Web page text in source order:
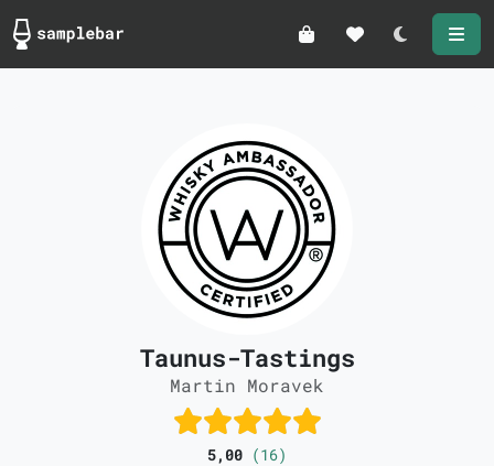
Darkmode
Taunus-Tastings
Martin Moravek
5,00 (16)